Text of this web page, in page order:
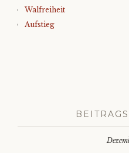
Walfreiheit
Aufstieg